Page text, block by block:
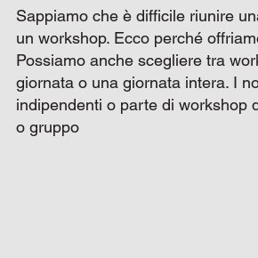
Sappiamo che è difficile riunire
un workshop. Ecco perché
Possiamo anche scegliere tra
giornata o una giornata intera. I
indipendenti o parte di workshop
o gruppo